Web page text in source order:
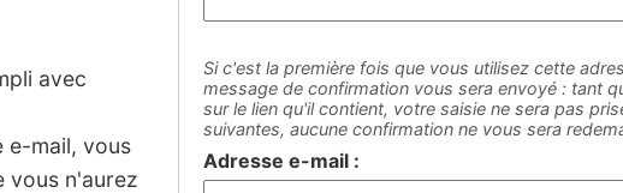
avec
e-mail, vous
vous n'aurez
Si c'est la première fois que vous utilisez cette
message de confirmation vous sera envoyé : tant
sur le lien qu'il contient, votre saisie ne sera pas
suivantes, aucune confirmation ne vous sera
Adresse e-mail :